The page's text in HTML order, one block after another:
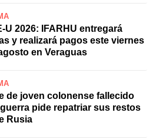
U 2026: IFARHU entregará
y realizará pagos este viernes
en Veraguas
de joven colonense fallecido
pide repatriar sus restos
Rusia